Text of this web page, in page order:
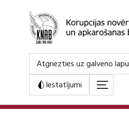
Atgriezties uz galveno lapu
Iestatījumi